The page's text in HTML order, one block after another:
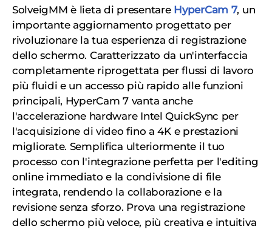
SolveigMM è lieta di presentare HyperCam 7, un
importante aggiornamento progettato per
rivoluzionare la tua esperienza di registrazione
dello schermo. Caratterizzato da un'interfaccia
completamente riprogettata per flussi di lavoro
più fluidi e un accesso più rapido alle funzioni
principali, HyperCam 7 vanta anche
l'accelerazione hardware Intel QuickSync per
l'acquisizione di video fino a 4K e prestazioni
migliorate. Semplifica ulteriormente il tuo
processo con l'integrazione perfetta per l'editing
online immediato e la condivisione di file
integrata, rendendo la collaborazione e la
revisione senza sforzo. Prova una registrazione
dello schermo più veloce, più creativa e intuitiva